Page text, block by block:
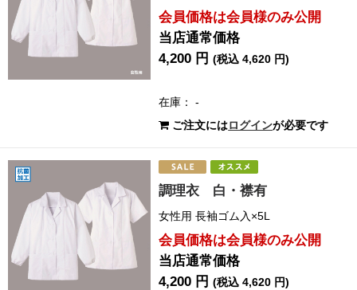
会員価格は会員様のみ公開
当店通常価格
4,200 円(税込 4,620 円)
在庫： -
ご注文にはログインが必要です
調理衣 白・襟有
女性用 長袖ゴム入×5L
会員価格は会員様のみ公開
当店通常価格
4,200 円(税込 4,620 円)